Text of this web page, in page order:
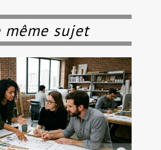
même sujet